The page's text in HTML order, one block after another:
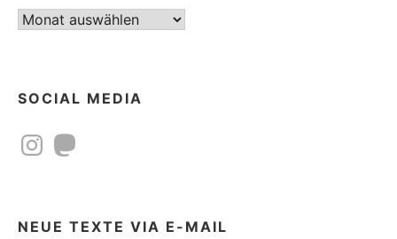
Beitragsarchiv
SOCIAL MEDIA
InstagramMastodon
NEUE TEXTE VIA E-MAIL